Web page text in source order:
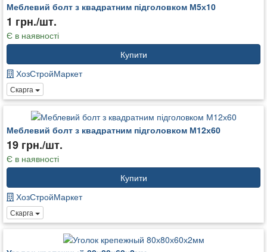
Меблевий болт з квадратним підголовком М5х10
1 грн./шт.
Є в наявності
Купити
ХозСтройМаркет
Скарга
Меблевий болт з квадратним підголовком М12х60
19 грн./шт.
Є в наявності
Купити
ХозСтройМаркет
Скарга